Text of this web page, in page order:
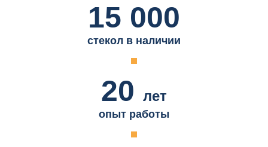
15 000
стекол в наличии
20 лет
опыт работы